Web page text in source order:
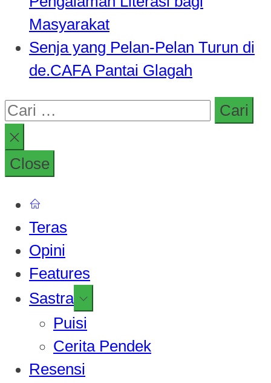
Masyarakat
Senja yang Pelan-Pelan Turun di
de.CAFA Pantai Glagah
Cari
untuk:
Close
Teras
Opini
Features
Sastra Show
sub
menu
Puisi
Cerita Pendek
Resensi